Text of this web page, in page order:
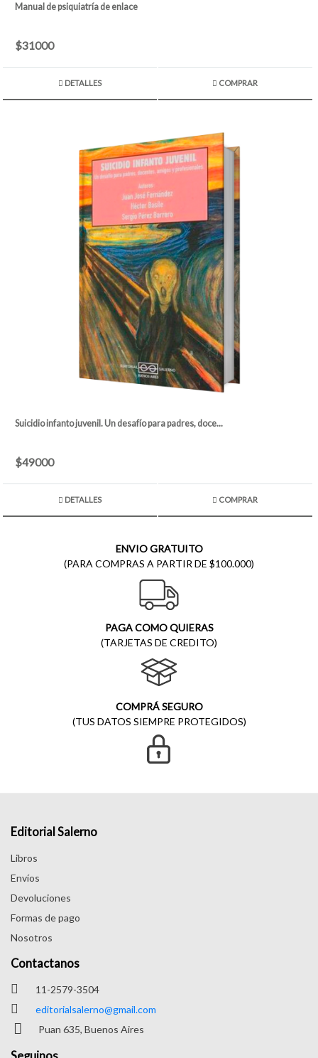
Manual de psiquiatría de enlace
$31000
DETALLES COMPRAR
Suicidio infanto juvenil. Un desafío para padres, doce...
$49000
DETALLES COMPRAR
ENVIO GRATUITO
(PARA COMPRAS A PARTIR DE $100.000)
PAGA COMO QUIERAS
(TARJETAS DE CREDITO)
COMPRÁ SEGURO
(TUS DATOS SIEMPRE PROTEGIDOS)
Editorial Salerno
Libros
Envíos
Devoluciones
Formas de pago
Nosotros
Contactanos
11-2579-3504
editorialsalerno@gmail.com
Puan 635, Buenos Aires